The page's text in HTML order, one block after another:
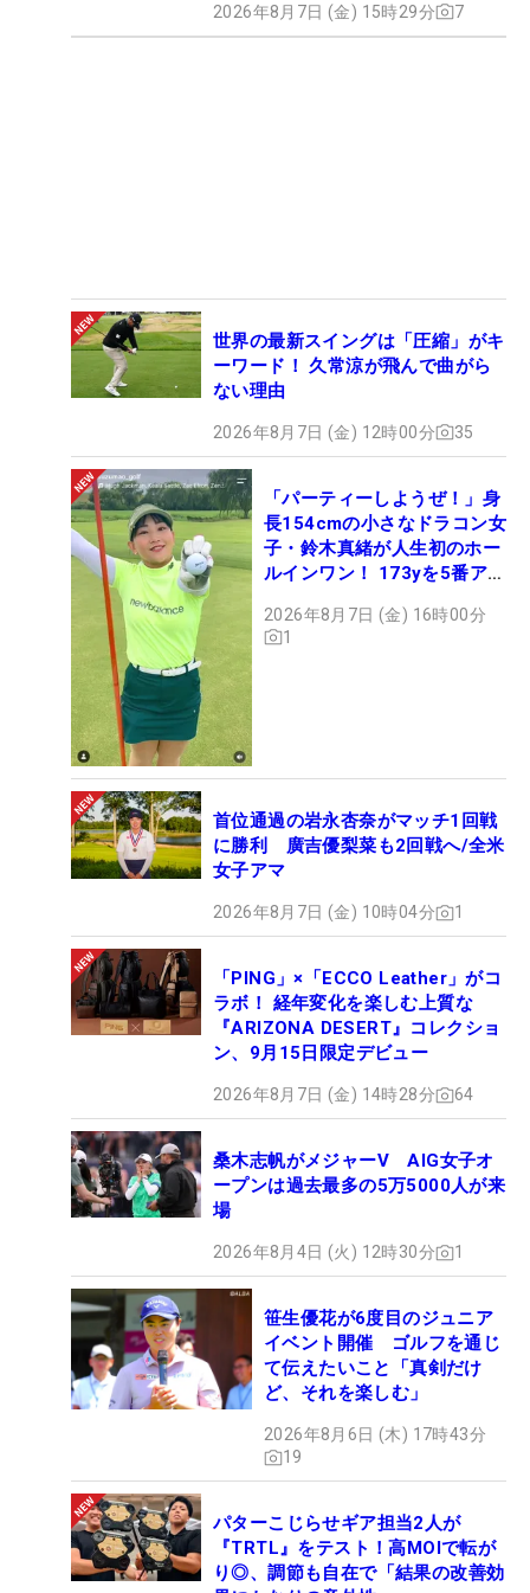
2026年8月7日 (金) 15時29分 7
世界の最新スイングは「圧縮」がキ
ーワード！ 久常涼が飛んで曲がら
ない理由
2026年8月7日 (金) 12時00分 35
「パーティーしようぜ！」身
長154cmの小さなドラコン女
子・鈴木真緒が人生初のホー
ルインワン！ 173yを5番アイ
2026年8月7日 (金) 16時00分
1
首位通過の岩永杏奈がマッチ1回戦
に勝利 廣吉優梨菜も2回戦へ/全米
女子アマ
2026年8月7日 (金) 10時04分 1
「PING」×「ECCO Leather」がコ
ラボ！ 経年変化を楽しむ上質な
『ARIZONA DESERT』コレクショ
ン、9月15日限定デビュー
2026年8月7日 (金) 14時28分 64
桑木志帆がメジャーV AIG女子オ
ープンは過去最多の5万5000人が来
場
2026年8月4日 (火) 12時30分 1
笹生優花が6度目のジュニア
イベント開催 ゴルフを通じ
て伝えたいこと「真剣だけ
ど、それを楽しむ」
2026年8月6日 (木) 17時43分
19
パターこじらせギア担当2人が
『TRTL』をテスト！高MOIで転が
り◎、調節も自在で「結果の改善効